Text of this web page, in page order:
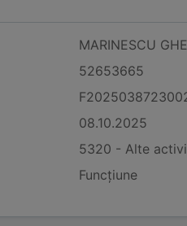
MARINESCU
52653665
08.10.2025
5320 - Alte
Funcțiune